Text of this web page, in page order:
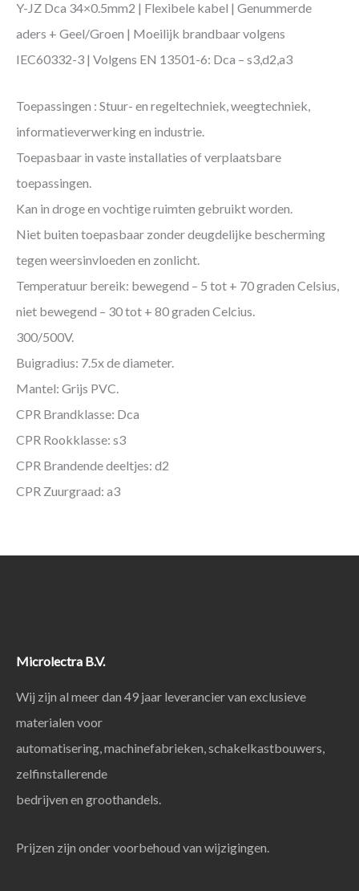
Y-JZ Dca 34×0.5mm2 | Flexibele kabel | Genummerde
aders + Geel/Groen | Moeilijk brandbaar volgens
IEC60332-3 | Volgens EN 13501-6: Dca – s3,d2,a3
Toepassingen : Stuur- en regeltechniek, weegtechniek,
informatieverwerking en industrie.
Toepasbaar in vaste installaties of verplaatsbare
toepassingen.
Kan in droge en vochtige ruimten gebruikt worden.
Niet buiten toepasbaar zonder deugdelijke bescherming
tegen weersinvloeden en zonlicht.
Temperatuur bereik: bewegend – 5 tot + 70 graden Celsius,
niet bewegend – 30 tot + 80 graden Celcius.
300/500V.
Buigradius: 7.5x de diameter.
Mantel: Grijs PVC.
CPR Brandklasse: Dca
CPR Rookklasse: s3
CPR Brandende deeltjes: d2
CPR Zuurgraad: a3
Microlectra B.V.
Wij zijn al meer dan 49 jaar leverancier van exclusieve
materialen voor
automatisering, machinefabrieken, schakelkastbouwers,
zelfinstallerende
bedrijven en groothandels.
Prijzen zijn onder voorbehoud van wijzigingen.